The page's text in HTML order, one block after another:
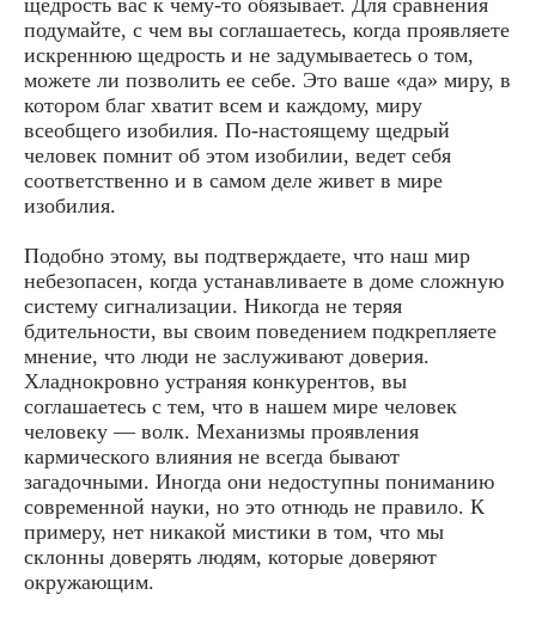
щедрость вас к чему-то обязывает. Для сравнения
подумайте, с чем вы соглашаетесь, когда проявляете
искреннюю щедрость и не задумываетесь о том,
можете ли позволить ее себе. Это ваше «да» миру, в
котором благ хватит всем и каждому, миру
всеобщего изобилия. По-настоящему щедрый
человек помнит об этом изобилии, ведет себя
соответственно и в самом деле живет в мире
изобилия.
Подобно этому, вы подтверждаете, что наш мир
небезопасен, когда устанавливаете в доме сложную
систему сигнализации. Никогда не теряя
бдительности, вы своим поведением подкрепляете
мнение, что люди не заслуживают доверия.
Хладнокровно устраняя конкурентов, вы
соглашаетесь с тем, что в нашем мире человек
человеку — волк. Механизмы проявления
кармического влияния не всегда бывают
загадочными. Иногда они недоступны пониманию
современной науки, но это отнюдь не правило. К
примеру, нет никакой мистики в том, что мы
склонны доверять людям, которые доверяют
окружающим.